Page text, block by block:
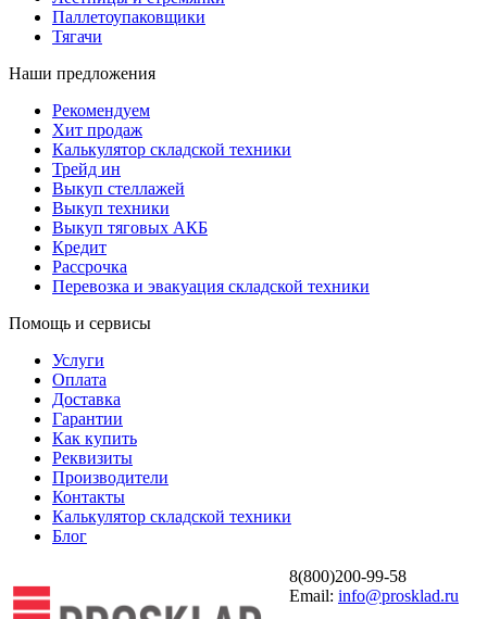
Паллетоупаковщики
Тягачи
Наши предложения
Рекомендуем
Хит продаж
Калькулятор складской техники
Трейд ин
Выкуп стеллажей
Выкуп техники
Выкуп тяговых АКБ
Кредит
Рассрочка
Перевозка и эвакуация складской техники
Помощь и сервисы
Услуги
Оплата
Доставка
Гарантии
Как купить
Реквизиты
Производители
Контакты
Калькулятор складской техники
Блог
8(800)200-99-58
Email: info@prosklad.ru